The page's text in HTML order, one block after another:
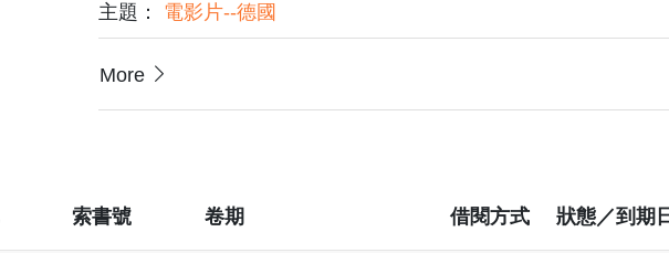
主題： 電影片--德國
More
索書號 卷期 借閱方式 狀態／到期